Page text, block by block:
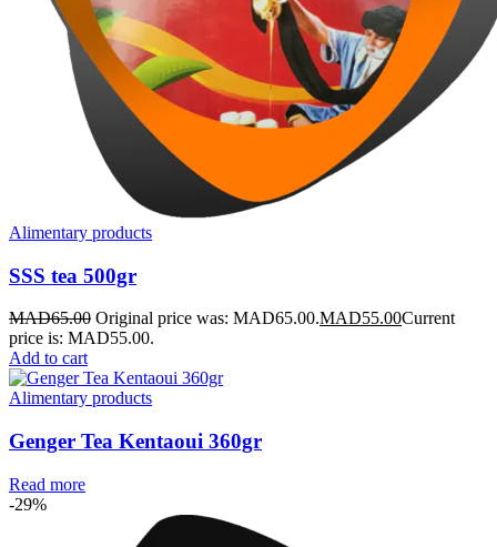
Alimentary products
SSS tea 500gr
MAD65.00 Original price was: MAD65.00.MAD55.00Current
price is: MAD55.00.
Add to cart
Alimentary products
Genger Tea Kentaoui 360gr
Read more
-29%